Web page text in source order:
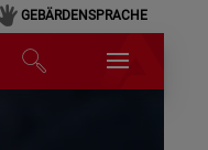
GEBÄRDENSPRACHE